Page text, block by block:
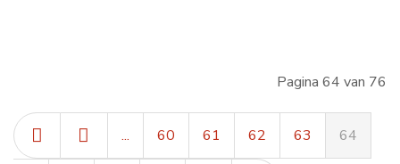
Pagina 64 van 76
... 60 61 62 63 64